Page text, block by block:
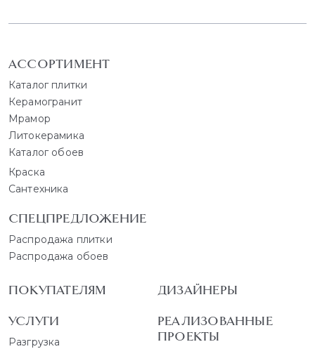
АССОРТИМЕНТ
Каталог плитки
Керамогранит
Мрамор
Литокерамика
Каталог обоев
Краска
Сантехника
СПЕЦПРЕДЛОЖЕНИЕ
Распродажа плитки
Распродажа обоев
ПОКУПАТЕЛЯМ
УСЛУГИ
Разгрузка
ДИЗАЙНЕРЫ
РЕАЛИЗОВАННЫЕ
ПРОЕКТЫ